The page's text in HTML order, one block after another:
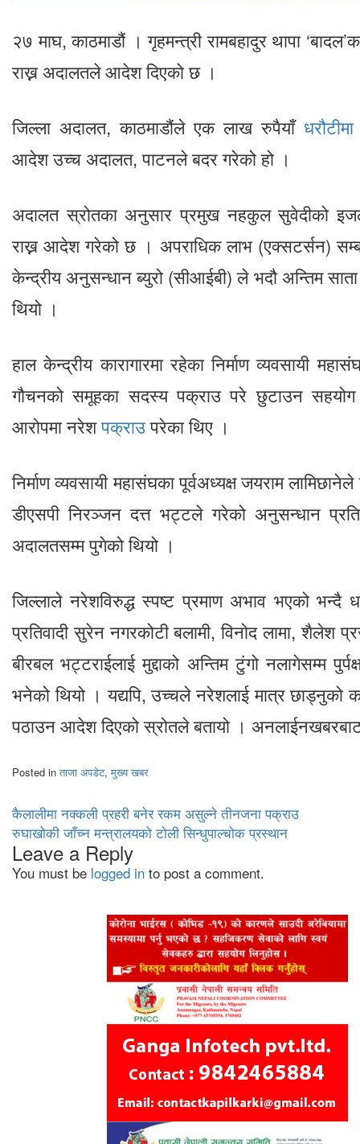
२७ माघ, काठमाडौं । गृहमन्त्री रामबहादुर थापा
राख्न अदालतले आदेश दिएको छ ।
जिल्ला अदालत, काठमाडौंले एक लाख रुपैयाँ धरौटीमा
आदेश उच्च अदालत, पाटनले बदर गरेको हो ।
अदालत स्रोतका अनुसार प्रमुख नहकुल सुवेदीको
राख्न आदेश गरेको छ । अपराधिक लाभ (एक्सटर्सन)
केन्द्रीय अनुसन्धान ब्युरो (सीआईबी) ले भदौ अन्तिम
थियो ।
हाल केन्द्रीय कारागारमा रहेका निर्माण व्यवसायी
गौचनको समूहका सदस्य पक्राउ परे छुटाउन
आरोपमा नरेशपक्राउपरेका थिए ।
निर्माण व्यवसायी महासंघका पूर्वअध्यक्ष जयराम लामिछानेले
डीएसपी निरञ्जन दत्त भट्टले गरेको अनुसन्धान
अदालतसम्म पुगेको थियो ।
जिल्लाले नरेशविरुद्ध स्पष्ट प्रमाण अभाव भएको भन्दै
प्रतिवादी सुरेन नगरकोटी बलामी, विनोद लामा, शैलेश
बीरबल भट्टराईलाई मुद्दाको अन्तिम टुंगो नलागेसम्म
भनेको थियो । यद्यपि, उच्चले नरेशलाई मात्र छाड्नुको
पठाउन आदेश दिएको स्रोतले बतायो ।
Posted inताजा अपडेट,मुख्य खबर
Post
navigation
कैलालीमा नक्‍कली प्रहरी बनेर रकम असुल्ने तीनजना पक्राउ
रुघाखोकी जाँच्न मन्त्रालयको टोली सिन्धुपाल्चोक प्रस्थान
Leave a Reply
You must be logged in to post a comment.